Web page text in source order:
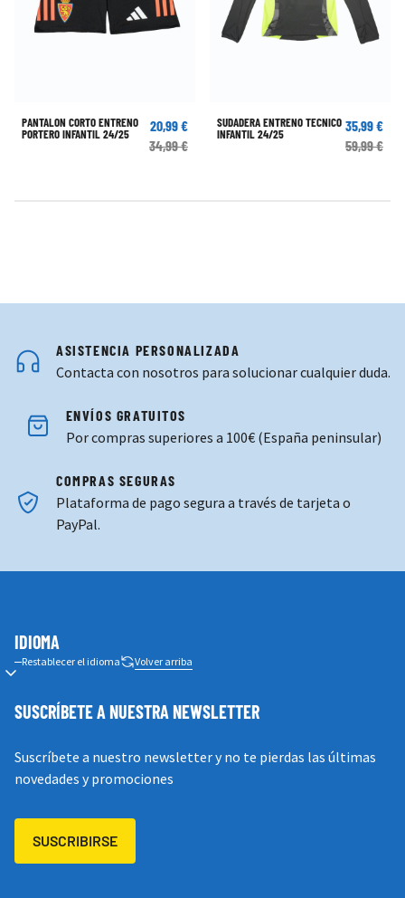
PANTALON CORTO ENTRENO
PORTERO INFANTIL 24/25
20,99 €
34,99 €
SUDADERA ENTRENO TECNICO
INFANTIL 24/25
35,99 €
59,99 €
ASISTENCIA PERSONALIZADA
Contacta con nosotros para solucionar cualquier duda.
ENVÍOS GRATUITOS
Por compras superiores a 100€ (España peninsular)
COMPRAS SEGURAS
Plataforma de pago segura a través de tarjeta o
PayPal.
IDIOMA
Restablecer el idioma Volver arriba
SUSCRÍBETE A NUESTRA NEWSLETTER
Suscríbete a nuestro newsletter y no te pierdas las últimas
novedades y promociones
SUSCRIBIRSE